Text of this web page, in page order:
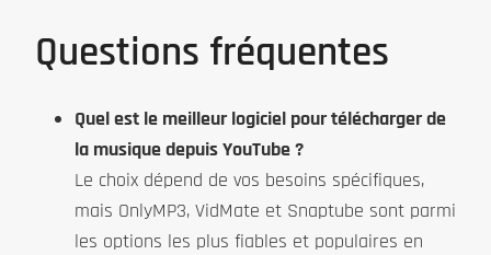
Questions fréquentes
Quel est le meilleur logiciel pour télécharger de
la musique depuis YouTube ?
Le choix dépend de vos besoins spécifiques,
mais OnlyMP3, VidMate et Snaptube sont parmi
les options les plus fiables et populaires en